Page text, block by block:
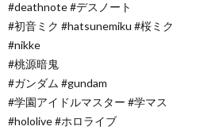
#deathnote #デスノート
#初音ミク #hatsunemiku #桜ミク
#nikke
#桃源暗鬼
#ガンダム #gundam
#学園アイドルマスター #学マス
#hololive #ホロライブ